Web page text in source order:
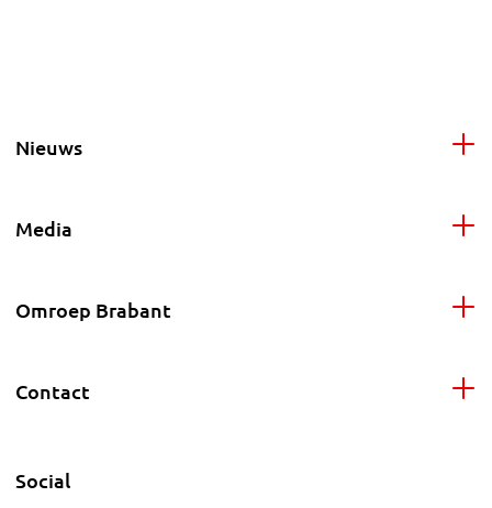
Nieuws
Media
Omroep Brabant
Contact
Social